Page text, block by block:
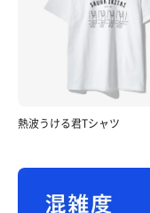
熱波うける君Tシャツ